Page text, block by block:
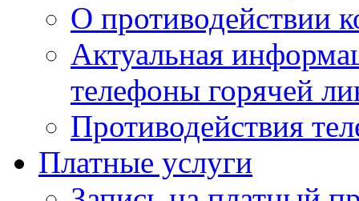
О противодействии
Актуальная
телефоны горячей
Противодействия
Платные услуги